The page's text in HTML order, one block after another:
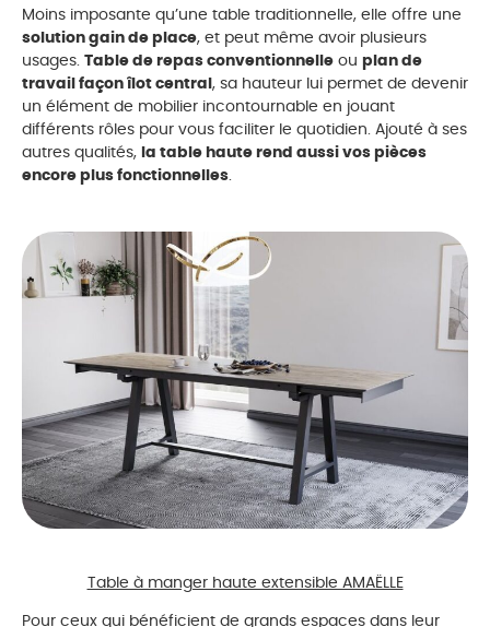
Moins imposante qu’une table traditionnelle, elle offre une
solution gain de place, et peut même avoir plusieurs
usages. Table de repas conventionnelle ou plan de
travail façon îlot central , sa hauteur lui permet de devenir
un élément de mobilier incontournable en jouant
différents rôles pour vous faciliter le quotidien. Ajouté à ses
autres qualités, la table haute rend aussi vos pièces
encore plus fonctionnelles
Table à manger haute extensible AMAËLLE
Pour ceux qui bénéficient de grands espaces dans leur